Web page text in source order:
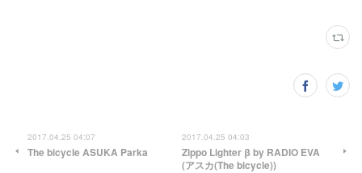
2017.04.25 04:07
The bicycle ASUKA Parka
2017.04.25 04:03
Zippo Lighter β by RADIO EVA
(アスカ(The bicycle))